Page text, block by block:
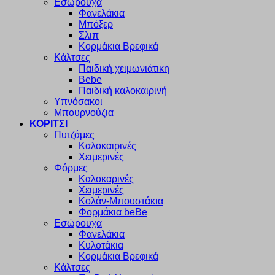
Εσώρουχα
Φανελάκια
Μπόξερ
Σλιπ
Κορμάκια Βρεφικά
Κάλτσες
Παιδική χειμωνιάτικη
Bebe
Παιδική καλοκαιρινή
Υπνόσακοι
Μπουρνούζια
ΚΟΡΙΤΣΙ
Πυτζάμες
Καλοκαιρινές
Χειμερινές
Φόρμες
Καλοκαρινές
Χειμερινές
Κολάν-Μπουστάκια
Φορμάκια beBe
Εσώρουχα
Φανελάκια
Κυλοτάκια
Κορμάκια Βρεφικά
Κάλτσες